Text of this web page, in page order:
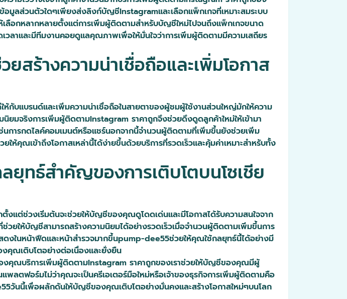
อมูลส่วนตัวใดๆเพียงส่งลิงก์บัญชีInstagramและเลือกแพ็กเกจที่เหมาะสมระบบ
เลือกหลากหลายตั้งแต่การเพิ่มผู้ติดตามสำหรับบัญชีใหม่ไปจนถึงแพ็กเกจขนาด
วลาและมีทีมงานคอยดูแลคุณภาพเพื่อให้มั่นใจว่าการเพิ่มผู้ติดตามมีความเสถียร
สร้างความน่าเชื่อถือและเพิ่มโอกาส
แบรนด์และเพิ่มความน่าเชื่อถือในสายตาของผู้ชมผู้ใช้งานส่วนใหญ่มักให้ความ
มจริงการเพิ่มผู้ติดตามInstagram ราคาถูกจึงช่วยดึงดูดลูกค้าใหม่ให้เข้ามา
นการกดไลค์คอมเมนต์หรือแชร์นอกจากนี้จำนวนผู้ติดตามที่เพิ่มขึ้นยังช่วยเพิ่ม
ให้คุณเข้าถึงโอกาสเหล่านี้ได้ง่ายขึ้นด้วยบริการที่รวดเร็วและคุ้มค่าเหมาะสำหรับทั้ง
ทธ์สำคัญของการเติบโตบนโซเชีย
แต่ช่วงเริ่มต้นจะช่วยให้บัญชีของคุณดูโดดเด่นและมีโอกาสได้รับความสนใจจาก
ให้บัญชีสามารถสร้างความนิยมได้อย่างรวดเร็วเมื่อจำนวนผู้ติดตามเพิ่มขึ้นการ
ในหน้าฟีดและหน้าสำรวจมากขึ้นpump-dee55ช่วยให้คุณใช้กลยุทธ์นี้ได้อย่างมี
คุณเติบโตอย่างต่อเนื่องและยั่งยืน
คุณบริการเพิ่มผู้ติดตามInstagram ราคาถูกของเราช่วยให้บัญชีของคุณมีผู้
พลตฟอร์มไม่ว่าคุณจะเป็นครีเอเตอร์มือใหม่หรือเจ้าของธุรกิจการเพิ่มผู้ติดตามคือ
วันนี้เพื่อผลักดันให้บัญชีของคุณเติบโตอย่างมั่นคงและสร้างโอกาสใหม่ๆบนโลก